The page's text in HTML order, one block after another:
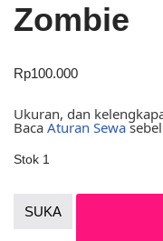
Zombie
Rp100.000
Ukuran, dan
Baca Aturan Sewa
Stok 1
SUKA